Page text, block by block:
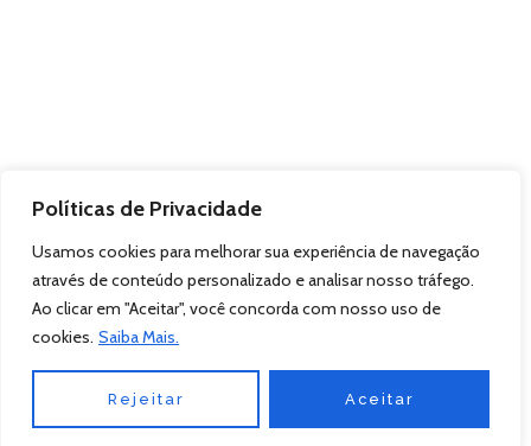
Políticas de Privacidade
Usamos cookies para melhorar sua experiência de navegação
através de conteúdo personalizado e analisar nosso tráfego.
Ao clicar em "Aceitar", você concorda com nosso uso de
cookies. Saiba Mais.
Rejeitar Aceitar